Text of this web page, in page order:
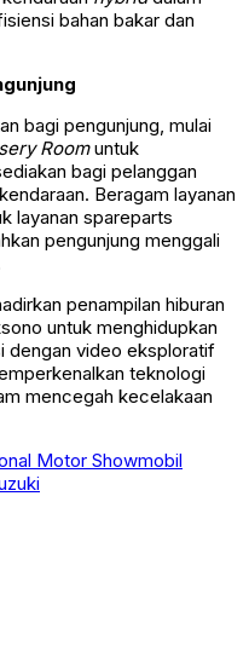
bahan bakar dan
bagi pengunjung, mulai
Roomuntuk
bagi pelanggan
Beragam layanan
layanan spareparts
pengunjung menggali
penampilan hiburan
untuk menghidupkan
dengan video eksploratif
teknologi
mencegah kecelakaan
Motor Showmobil